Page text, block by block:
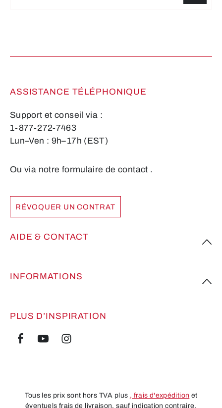
obligatoires.
ASSISTANCE TÉLÉPHONIQUE
Support et conseil via :
1-877-272-7463
Lun–Ven : 9h–17h (EST)
Ou via notre formulaire de contact .
RÉVOQUER UN CONTRAT
AIDE & CONTACT
INFORMATIONS
PLUS D’INSPIRATION
Tous les prix sont hors TVA plus , frais d'expédition et
éventuels frais de livraison, sauf indication contraire.